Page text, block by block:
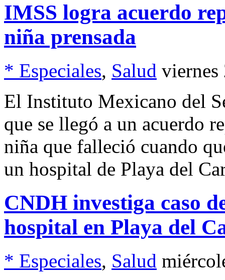
IMSS logra acuerdo
niña prensada
* Especiales, Salud viernes
El Instituto Mexicano del
que se llegó a un acuerdo
niña que falleció cuando
un hospital de Playa del
CNDH investiga caso
hospital en Playa del
* Especiales, Salud